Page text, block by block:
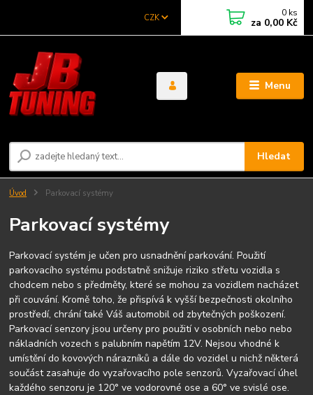
Menu
CZK
Hledat
0 ks
za 0,00 Kč
Úvod Parkovací systémy
Parkovací systémy
Parkovací systém je učen pro usnadnění parkování. Použití
parkovacího systému podstatně snižuje riziko střetu vozidla s
chodcem nebo s předměty, které se mohou za vozidlem nacházet
při couvání. Kromě toho, že přispívá k vyšší bezpečnosti okolního
prostředí, chrání také Váš automobil od zbytečných poškození.
Parkovací senzory jsou určeny pro použití v osobních nebo nebo
nákladních vozech s palubním napětím 12V. Nejsou vhodné k
umístění do kovových nárazníků a dále do vozidel u nichž některá
součást zasahuje do vyzařovacího pole senzorů. Vyzařovací úhel
každého senzoru je 120° ve vodorovné ose a 60° ve svislé ose.